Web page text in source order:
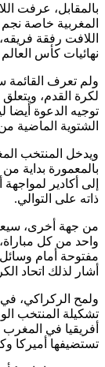
بالمقابل، عرفت
المغربية خاصة نجم
اللافت رفقة
نهائيات كأس
ولم تعرف القائمة
لكرة القدم،
توجيه الدعوة أيضا
الشتوية الماضية
ويدخل المنتخب
ذاته على التوالي.
من جهة أخرى،
واحد من كل
أشار لذلك اتحاد
ولمح الركراكي،
تشكيلة المنتخب
تستضيفها أميركا